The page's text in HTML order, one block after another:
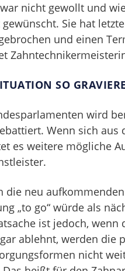
nicht gewollt und
Sie hat
und einen
SO
wird
Wenn sich
es weitere mögliche
die neu
„to go“ würde als
ist jedoch,
ablehnt, werden die
nicht